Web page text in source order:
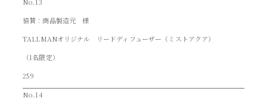
協賛：商品製造元 様
TALLMANオリジナル リードディフューザー（ミストアクア）
（1名限定）
259
No.14